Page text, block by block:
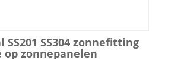
SS304 zonnefitting
zonnepanelen